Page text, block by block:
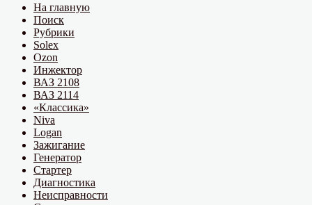
На главную
Поиск
Рубрики
Solex
Ozon
Инжектор
ВАЗ 2108
ВАЗ 2114
«Классика»
Niva
Logan
Зажигание
Генератор
Стартер
Диагностика
Неисправности